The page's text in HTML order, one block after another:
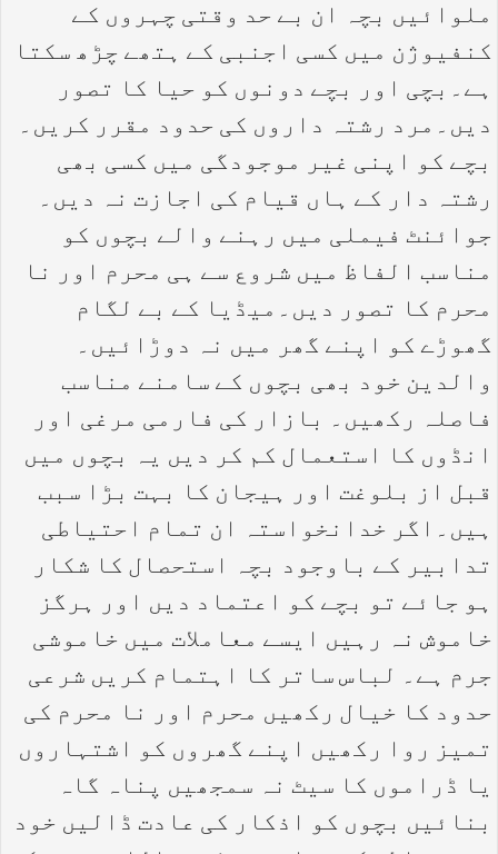
ملوائیں بچہ ان بے حد وقتی چہروں کے
کنفیوژن میں کسی اجنبی کے ہتھے چڑھ سکتا
ہے۔بچی اور بچے دونوں کو حیا کا تصور
دیں۔مرد رشتہ داروں کی حدود مقرر کریں۔
بچے کو اپنی غیر موجودگی میں کسی بھی
رشتہ دار کے ہاں قیام کی اجازت نہ دیں۔
جوائنٹ فیملی میں رہنے والے بچوں کو
مناسب الفاظ میں شروع سے ہی محرم اور نا
محرم کا تصور دیں۔میڈیا کے بے لگام
گھوڑے کو اپنے گھر میں نہ دوڑائیں۔
والدین خود بھی بچوں کے سامنے مناسب
فاصلہ رکھیں۔ بازار کی فارمی مرغی اور
انڈوں کا استعمال کم کر دیں یہ بچوں میں
قبل از بلوغت اور ہیجان کا بہت بڑا سبب
ہیں۔اگر خدانخواستہ ان تمام احتیاطی
تدابیر کے باوجود بچہ استحصال کا شکار
ہو جائے تو بچے کو اعتماد دیں اور ہرگز
خاموش نہ رہیں ایسے معاملات میں خاموشی
جرم ہے۔ لباس ساتر کا اہتمام کریں شرعی
حدود کا خیال رکھیں محرم اور نا محرم کی
تمیز روا رکھیں اپنے گھروں کو اشتہاروں
یا ڈراموں کا سیٹ نہ سمجھیں پناہ گاہ
بنائیں بچوں کو اذکار کی عادت ڈالیں خود